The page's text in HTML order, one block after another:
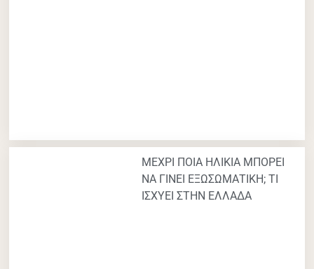
ΜΕΧΡΙ ΠΟΙΑ ΗΛΙΚΙΑ ΜΠΟΡΕΙ
ΝΑ ΓΙΝΕΙ ΕΞΩΣΩΜΑΤΙΚΗ; ΤΙ
ΙΣΧΥΕΙ ΣΤΗΝ ΕΛΛΑΔΑ